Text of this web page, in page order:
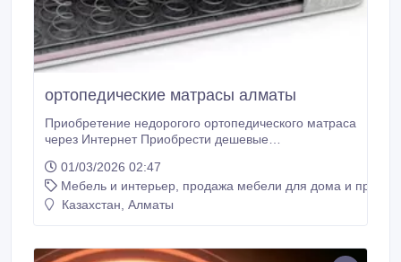
ортопедические матрасы алматы
Приобретение недорогого ортопедического матраса
через Интернет Приобрести дешевые
нужно всего лишь зайти на сайт интернет-магазина,
выбрать недорогой матрас и оплатить его. А вот
купить действительно качественный ортопедический
сложнее.
01/03/2026 02:47
Мебель и интерьер, продажа мебели для дома и
Казахстан, Алматы